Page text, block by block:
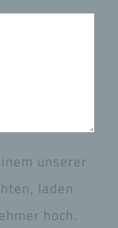
unserer
laden
hoch.